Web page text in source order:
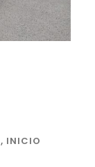
, INICIO